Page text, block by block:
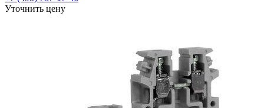
Уточнить цену